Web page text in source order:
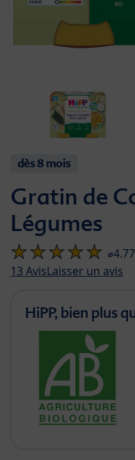
dès 8 mois
Gratin de
Légumes
⌀4.77
13 AvisLaisser un avis
HiPP, bien plus